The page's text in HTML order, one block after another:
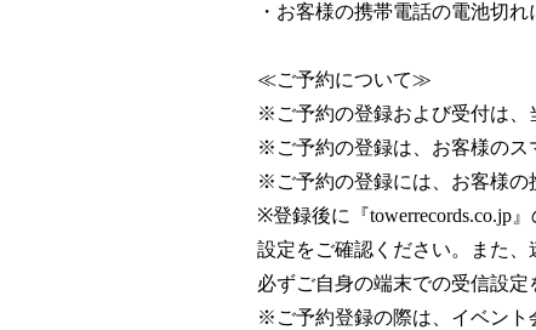
・お客様の携帯電話の電池切
≪ご予約について≫
※ご予約の登録および受付は、
※ご予約の登録は、お客様のス
※ご予約の登録には、お客様の
※登録後に『towerrecords.co.jp
設定をご確認ください。また、
必ずご自身の端末での受信設定
※ご予約登録の際は、イベント